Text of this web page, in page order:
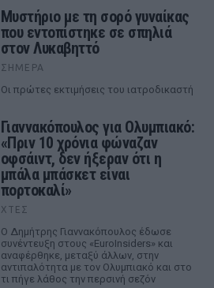
Μυστήριο με τη σορό γυναίκας
που εντοπίστηκε σε σπηλιά
στον Λυκαβηττό
ΣΉΜΕΡΑ
Οι πρώτες εκτιμήσεις του ιατροδικαστή
Γιαννακόπουλος για Ολυμπιακό:
«Πριν 10 χρόνια φώναζαν
οφσάιντ, δεν ήξεραν ότι η
μπάλα μπάσκετ είναι
πορτοκαλί»
ΧΤΕΣ
Ο Δημήτρης Γιαννακόπουλος έδωσε
συνέντευξη στους «EuroInsiders» και
αναφέρθηκε, μεταξύ άλλων, στην
αντιπαλότητα με τον Ολυμπιακό και στο
τι πήγε λάθος την περσινή σεζόν